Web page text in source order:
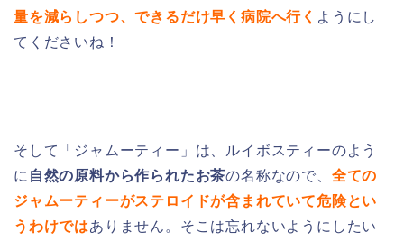
量を減らしつつ、できるだけ早く病院へ行く ようにし
てくださいね！
そして「ジャムーティー」は、ルイボスティーのよう
に 自然の原料から作られたお茶の名称なので、 全ての
ジャムーティーがステロイドが含まれていて危険とい
うわけではありません。そこは忘れないようにしたい